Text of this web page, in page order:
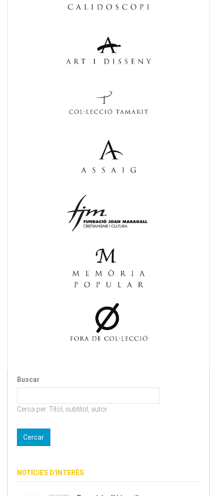
Buscar
Cerca per: Títol, subtítol, autor
NOTÍCIES D'INTERÈS